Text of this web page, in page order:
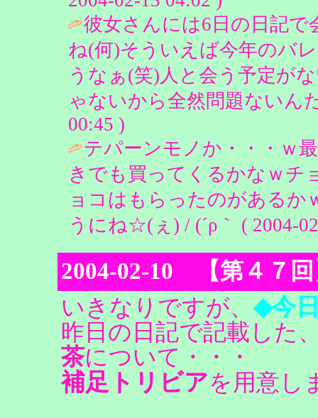
彼女さんには6日の日記
ね(何)そういえば今年のバ
うなぁ(笑)人と会う予定が
ゃないから全然問題ないん
00:45 )
テパーンモノか・・・ｗ
きでも買ってくるかなｗチ
ョコはもらったのがあるか
うにね☆(ぇ) / (´ρ｀ ( 2004-
2004-02-10 【第４７
いきなりですが、 ◆今
昨日の日記で記載した
茶について・・・
補足トリビアを用意し